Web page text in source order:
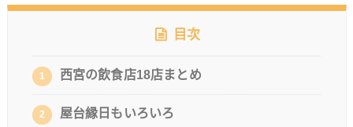
目次
1 西宮の飲食店18店まとめ
2 屋台縁日もいろいろ